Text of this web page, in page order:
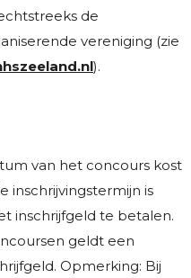
de
vereniging (zie
).
van het concours kost
inschrijvingstermijn is
inschrijfgeld te betalen.
geldt een
Opmerking: Bij